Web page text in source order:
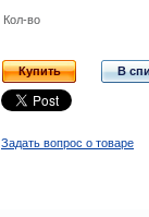
Кол-во
Купить В
Задать вопрос о товаре